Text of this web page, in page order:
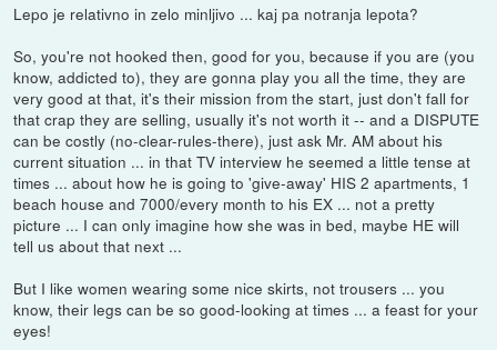
Lepo je relativno in zelo minljivo ... kaj pa notranja lepota?
So, you're not hooked then, good for you, because if you are (you
know, addicted to), they are gonna play you all the time, they are
very good at that, it's their mission from the start, just don't fall for
that crap they are selling, usually it's not worth it -- and a DISPUTE
can be costly (no-clear-rules-there), just ask Mr. AM about his
current situation ... in that TV interview he seemed a little tense at
times ... about how he is going to 'give-away' HIS 2 apartments, 1
beach house and 7000/every month to his EX ... not a pretty
picture ... I can only imagine how she was in bed, maybe HE will
tell us about that next ...
But I like women wearing some nice skirts, not trousers ... you
know, their legs can be so good-looking at times ... a feast for your
eyes!